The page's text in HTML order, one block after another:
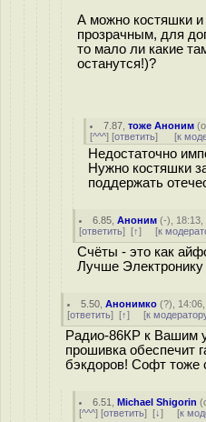
А можно костяшки и
прозрачным, для
то мало ли какие
останутся!)?
7.87 ,тоже Аноним (
[^^^] [ответить] [к
Недостаточно
Нужно костяшки
поддержать
6.85 ,Аноним (-), 18:13,
[ответить] [↑] [к
Счёты - это как
Лучше
5.50 ,Анонимко (?),
[ответить] [↑] [к
Радио-86КР к Вашим
прошивка обеспечит
бэкдоров! Софт тоже
6.51 ,Michael Shigorin (
[^^^] [ответить] [↓] [к